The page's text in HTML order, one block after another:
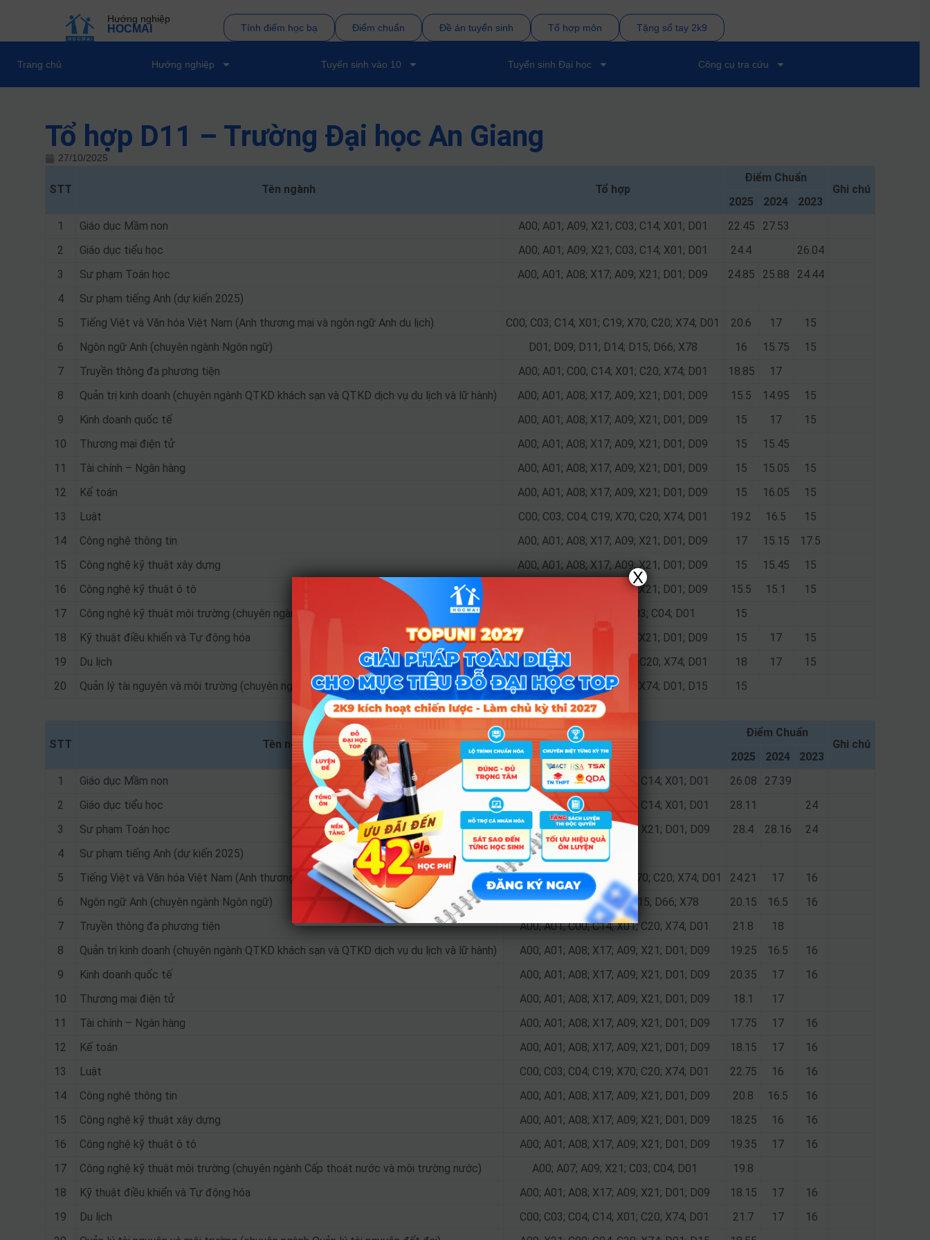
Hướng nghiệp
HOCMAI Tính điểm học bạ Điểm chuẩn Đề án tuyển sinh Tổ hợp môn Tặng sổ tay 2k9
Trang chủ Hướng nghiệp Tuyển sinh vào 10 Tuyển sinh Đại học Công cụ tra cứu
Tổ hợp D11 – Trường Đại học An Giang
27/10/2025
STT Tên ngành Tổ hợp
Điểm Chuẩn
Ghi chú
2025
2024
2023
1
Giáo dục Mầm non A00; A01; A09; X21; C03; C14; X01; D01 22.45
27.53
2
Giáo dục tiểu học A00; A01; A09; X21; C03; C14; X01; D01 24.4
26.04
3
Sư phạm Toán học A00; A01; A08; X17; A09; X21; D01; D09 24.85 25.88
24.44
4
Sư phạm tiếng Anh (dự kiến 2025)
5
Tiếng Việt và Văn hóa Việt Nam (Anh thương mại và ngôn ngữ Anh du lịch) C00; C03; C14; X01; C19; X70; C20; X74; D01 20.6 17
15
6
Ngôn ngữ Anh (chuyên ngành Ngôn ngữ) D01; D09; D11; D14; D15; D66; X78 16 15.75
15
7
Truyền thông đa phương tiện A00; A01; C00; C14; X01; C20; X74; D01 18.85
17
8
Quản trị kinh doanh (chuyên ngành QTKD khách sạn và QTKD dịch vụ du lịch và lữ hành) A00; A01; A08; X17; A09; X21; D01; D09 15.5 14.95
15
9
Kinh doanh quốc tế A00; A01; A08; X17; A09; X21; D01; D09 15 17
15
10
Thương mại điện tử A00; A01; A08; X17; A09; X21; D01; D09 15
15.45
11
Tài chính – Ngân hàng A00; A01; A08; X17; A09; X21; D01; D09 15 15.05
15
12
Kế toán A00; A01; A08; X17; A09; X21; D01; D09 15 16.05
15
13
Luật C00; C03; C04; C19; X70; C20; X74; D01 19.2 16.5
15
14
Công nghệ thông tin A00; A01; A08; X17; A09; X21; D01; D09 17 15.15
17.5
15
Công nghệ kỹ thuật xây dựng A00; A01; A08; X17; A09; X21; D01; D09 15 15.45
15
16
Công nghệ kỹ thuật ô tô A00; A01; A08; X17; A09; X21; D01; D09 15.5 15.1
15
17
Công nghệ kỹ thuật môi trường (chuyên ngành Cấp thoát nước và môi trường nước) A00; A07; A09; X21; C03; C04; D01
15
18
Kỹ thuật điều khiển và Tự động hóa A00; A01; A08; X17; A09; X21; D01; D09 15 17
15
19
Du lịch C00; C03; C04; C14; X01; C20; X74; D01 18 17
15
20
Quản lý tài nguyên và môi trường (chuyên ngành Quản lý tài nguyên đất đai) A09; X21; C00; C04; C20; X74; D01; D15 15
STT Tên ngành Tổ hợp
Điểm Chuẩn
Ghi chú
2025
2024
2023
1
Giáo dục Mầm non A00; A01; A09; X21; C03; C14; X01; D01 26.08
27.39
2
Giáo dục tiểu học A00; A01; A09; X21; C03; C14; X01; D01 28.11
24
3
Sư phạm Toán học A00; A01; A08; X17; A09; X21; D01; D09 28.4 28.16
24
4
Sư phạm tiếng Anh (dự kiến 2025)
5
Tiếng Việt và Văn hóa Việt Nam (Anh thương mại và ngôn ngữ Anh du lịch) C00; C03; C14; X01; C19; X70; C20; X74; D01 24.21 17
16
6
Ngôn ngữ Anh (chuyên ngành Ngôn ngữ) D01; D09; D11; D14; D15; D66; X78 20.15 16.5
16
7
Truyền thông đa phương tiện A00; A01; C00; C14; X01; C20; X74; D01 21.8
18
8
Quản trị kinh doanh (chuyên ngành QTKD khách sạn và QTKD dịch vụ du lịch và lữ hành) A00; A01; A08; X17; A09; X21; D01; D09 19.25 16.5
16
9
Kinh doanh quốc tế A00; A01; A08; X17; A09; X21; D01; D09 20.35 17
16
10
Thương mại điện tử A00; A01; A08; X17; A09; X21; D01; D09 18.1
17
11
Tài chính – Ngân hàng A00; A01; A08; X17; A09; X21; D01; D09 17.75 17
16
12
Kế toán A00; A01; A08; X17; A09; X21; D01; D09 18.15 17
16
13
Luật C00; C03; C04; C19; X70; C20; X74; D01 22.75 16
16
14
Công nghệ thông tin A00; A01; A08; X17; A09; X21; D01; D09 20.8 16.5
16
15
Công nghệ kỹ thuật xây dựng A00; A01; A08; X17; A09; X21; D01; D09 18.25 16
16
16
Công nghệ kỹ thuật ô tô A00; A01; A08; X17; A09; X21; D01; D09 19.35 17
16
17
Công nghệ kỹ thuật môi trường (chuyên ngành Cấp thoát nước và môi trường nước) A00; A07; A09; X21; C03; C04; D01
19.8
18
Kỹ thuật điều khiển và Tự động hóa A00; A01; A08; X17; A09; X21; D01; D09 18.15 17
16
19
Du lịch C00; C03; C04; C14; X01; C20; X74; D01 21.7 17
16
X